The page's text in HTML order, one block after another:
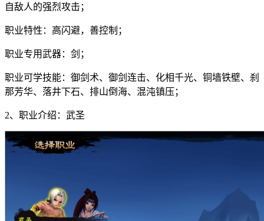
自敌人的强烈攻击；
职业特性：高闪避，善控制；
职业专用武器：剑；
职业可学技能：御剑术、御剑连击、化相千光、铜墙铁壁、刹
那芳华、落井下石、排山倒海、混沌镇压；
2、职业介绍：武圣